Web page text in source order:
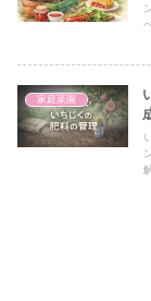
家庭菜園